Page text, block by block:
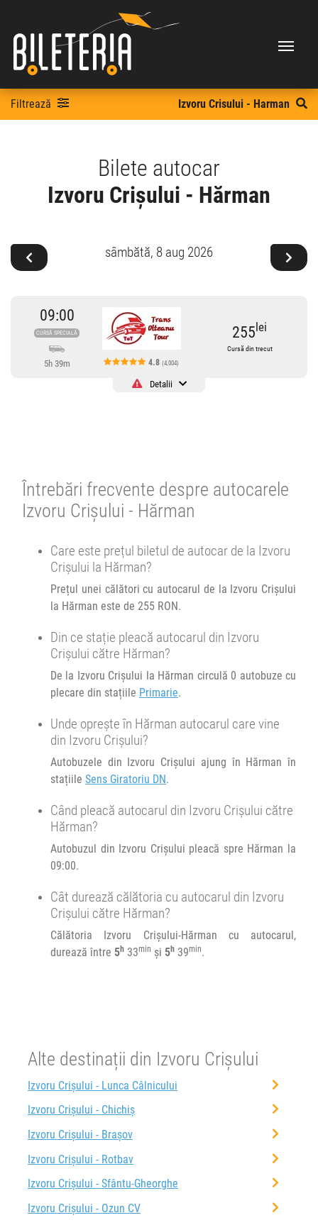
Filtrează Izvoru Crisului - Harman
Bilete autocar
Izvoru Crișului - Hărman
sâmbătă, 8 aug 2026
09:00
CURSĂ SPECIALĂ
5h 39m 4.8 (4,004)
255 lei
Cursă din trecut
Detalii
Cursă din trecut
Cursă din trecut
Minivan Trans Olteanu Tour :
Afiseaza itinerariu
14:39 Hărman Sens Giratoriu DN
Durată: Zile de circulație:
Întrebări frecvente despre autocarele
Izvoru Crișului - Hărman
Care este prețul biletul de autocar de la Izvoru
Crișului la Hărman?
Prețul unei călători cu autocarul de la Izvoru Crișului
la Hărman este de 255 RON.
Din ce stație pleacă autocarul din Izvoru
Crișului către Hărman?
De la Izvoru Crișului la Hărman circulă 0 autobuze cu
plecare din stațiile Primarie.
Unde oprește în Hărman autocarul care vine
din Izvoru Crișului?
Autobuzele din Izvoru Crișului ajung în Hărman în
stațiile Sens Giratoriu DN.
Când pleacă autocarul din Izvoru Crișului către
Hărman?
Autobuzul din Izvoru Crișului pleacă spre Hărman la
09:00.
Cât durează călătoria cu autocarul din Izvoru
Crișului către Hărman?
Călătoria Izvoru Crișului-Hărman cu autocarul,
durează între 5h 33min și 5h 39min.
Alte destinații din Izvoru Crișului
Izvoru Crișului - Lunca Câlnicului
Izvoru Crișului - Chichiș
Izvoru Crișului - Brașov
Izvoru Crișului - Rotbav
Izvoru Crișului - Sfântu-Gheorghe
Izvoru Crișului - Ozun CV